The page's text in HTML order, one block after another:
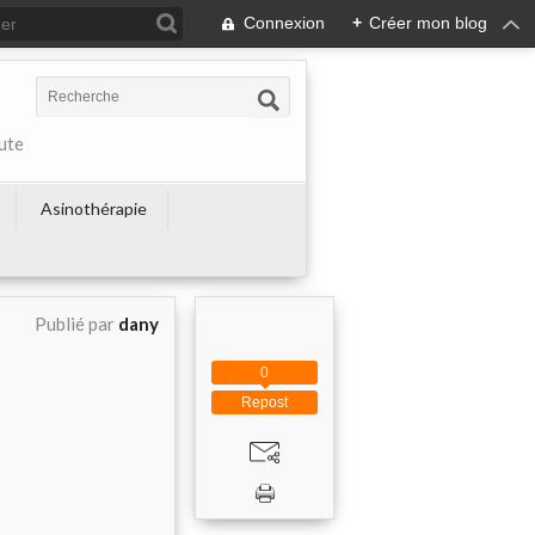
Connexion + Créer mon blog
Asinothérapie
Publié par dany
Repost
0